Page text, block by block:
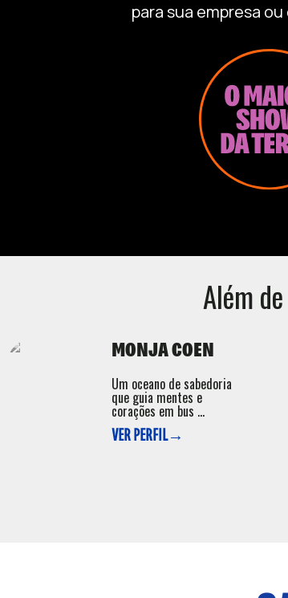
para sua empresa
Além de
MONJA COEN
Um oceano de sabedoria
que guia mentes e
corações em bus ...
VER PERFIL→